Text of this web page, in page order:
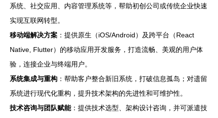
系统、社交应用、内容管理系统等，帮助初创公司或传统企业快速
实现互联网转型。
移动端解决方案 ：提供原生（iOS/Android）及跨平台（React
Native, Flutter）的移动应用开发服务，打造流畅、美观的用户体
验，连接企业与终端用户。
系统集成与重构 ：帮助客户整合新旧系统，打破信息孤岛；对遗留
系统进行现代化重构，提升技术架构的先进性和可维护性。
技术咨询与团队赋能：提供技术选型、架构设计咨询，并可派遣技